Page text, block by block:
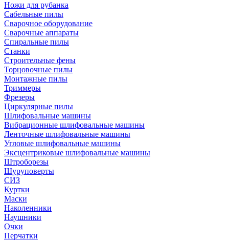
Ножи для рубанка
Сабельные пилы
Сварочное оборудование
Сварочные аппараты
Спиральные пилы
Станки
Строительные фены
Торцовочные пилы
Монтажные пилы
Триммеры
Фрезеры
Циркулярные пилы
Шлифовальные машины
Вибрационные шлифовальные машины
Ленточные шлифовальные машины
Угловые шлифовальные машины
Эксцентриковые шлифовальные машины
Штроборезы
Шуруповерты
СИЗ
Куртки
Маски
Наколенники
Наушники
Очки
Перчатки